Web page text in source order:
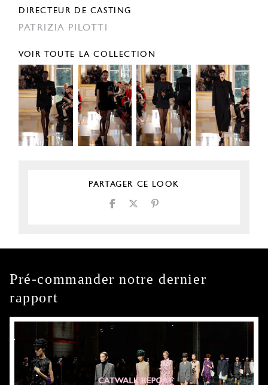
DIRECTEUR DE CASTING
PATRIZIA PILOTTI
VOIR TOUTE LA COLLECTION
PARTAGER CE LOOK
Pré-commander notre dernier
rapport